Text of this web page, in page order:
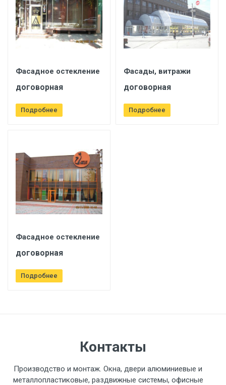
Фасадное остекление
договорная
Подробнее
Фасады, витражи
договорная
Подробнее
Фасадное остекление
договорная
Подробнее
Контакты
Производство и монтаж. Окна, двери алюминиевые и
металлопластиковые, раздвижные системы, офисные